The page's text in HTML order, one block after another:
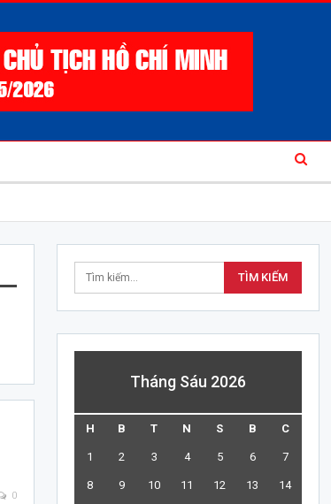
0
Tháng Sáu 2026
H B T N S B C
1 2 3 4 5 6 7
8 9 10 11 12 13 14